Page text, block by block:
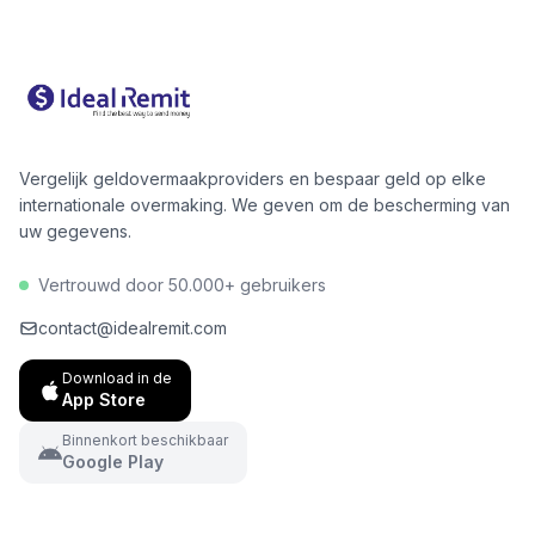
beslissing kunt nemen en mogelijk honderden euro's
per jaar kunt besparen.
Vergelijk geldovermaakproviders en bespaar geld op elke
internationale overmaking. We geven om de bescherming van
uw gegevens.
Vertrouwd door 50.000+ gebruikers
contact@idealremit.com
Download in de
App Store
Binnenkort beschikbaar
Google Play